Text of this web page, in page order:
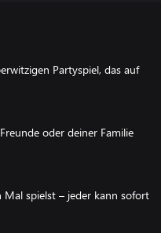
Partyspiel, das auf
oder deiner Familie
Mal spielst – jeder kann sofort